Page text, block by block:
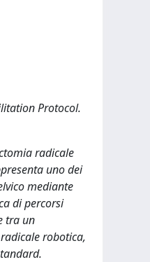
Protocol.
radicale
uno dei
mediante
di percorsi
tra un
robotica,